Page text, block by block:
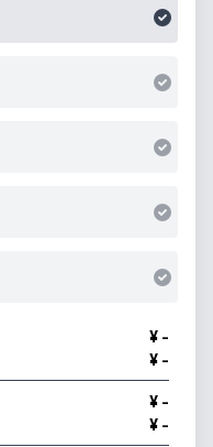
¥ -
¥ -
¥ -
¥ -